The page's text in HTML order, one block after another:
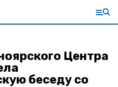
Центра
беседу со